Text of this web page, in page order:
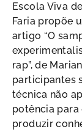
Escola Viva
Faria propõe
artigo “O
rap”, de
participantes
técnica não
potência para
produzir